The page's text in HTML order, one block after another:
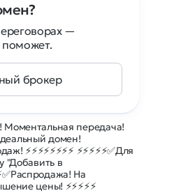
Моментальная передача!
домен!
⚡⚡⚡⚡⚡✅Для
"Добавить в
На
цены! ⚡⚡⚡⚡⚡
—
брокер